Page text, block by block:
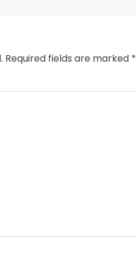
Required fields are marked *